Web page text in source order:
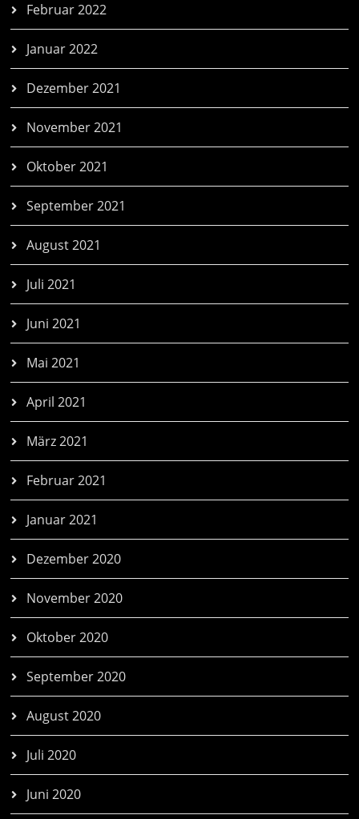
Februar 2022
Januar 2022
Dezember 2021
November 2021
Oktober 2021
September 2021
August 2021
Juli 2021
Juni 2021
Mai 2021
April 2021
März 2021
Februar 2021
Januar 2021
Dezember 2020
November 2020
Oktober 2020
September 2020
August 2020
Juli 2020
Juni 2020